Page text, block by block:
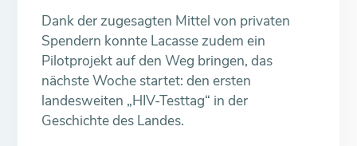
Dank der zugesagten Mittel von privaten
Spendern konnte Lacasse zudem ein
Pilotprojekt auf den Weg bringen, das
nächste Woche startet: den ersten
landesweiten „HIV-Testtag“ in der
Geschichte des Landes.